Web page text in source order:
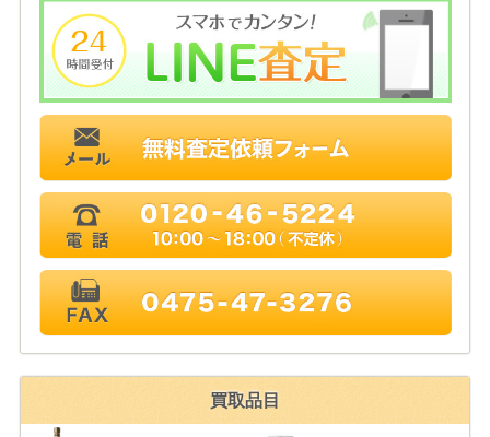
買取品目